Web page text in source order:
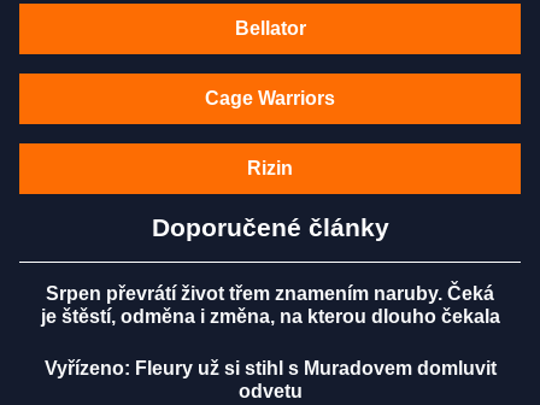
Bellator
Cage Warriors
Rizin
Doporučené články
Srpen převrátí život třem znamením naruby. Čeká
je štěstí, odměna i změna, na kterou dlouho čekala
Vyřízeno: Fleury už si stihl s Muradovem domluvit
odvetu